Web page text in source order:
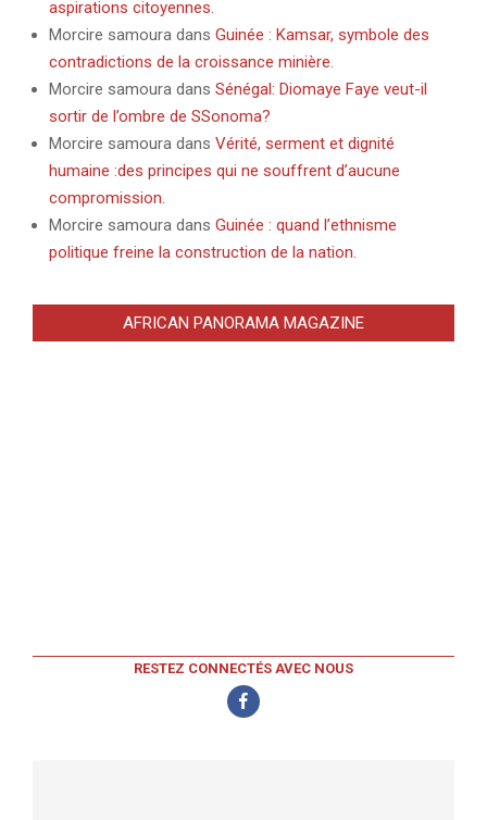
aspirations citoyennes.
Morcire samoura dans Guinée : Kamsar, symbole des
contradictions de la croissance minière.
Morcire samoura dans Sénégal: Diomaye Faye veut-il
sortir de l’ombre de SSonoma?
Morcire samoura dans Vérité, serment et dignité
humaine :des principes qui ne souffrent d’aucune
compromission.
Morcire samoura dans Guinée : quand l’ethnisme
politique freine la construction de la nation.
AFRICAN PANORAMA MAGAZINE
RESTEZ CONNECTÉS AVEC NOUS